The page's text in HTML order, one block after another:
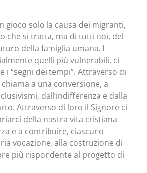
gioco solo la causa dei migranti,
che si tratta, ma di tutti noi, del
della famiglia umana. I
quelli più vulnerabili, ci
i “segni dei tempi”. Attraverso di
a una conversione, a
dall’indifferenza e dalla
Attraverso di loro il Signore ci
della nostra vita cristiana
e a contribuire, ciascuno
vocazione, alla costruzione di
più rispondente al progetto di